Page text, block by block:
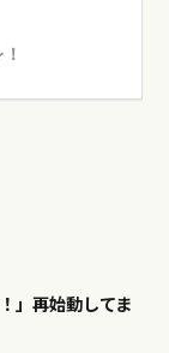
」再始動してま